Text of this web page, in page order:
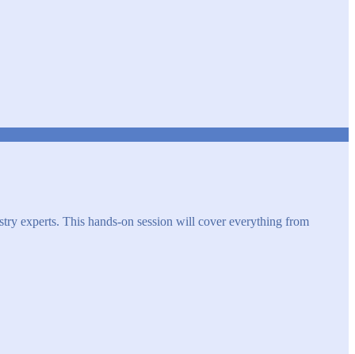
experts. This hands-on session will cover everything from